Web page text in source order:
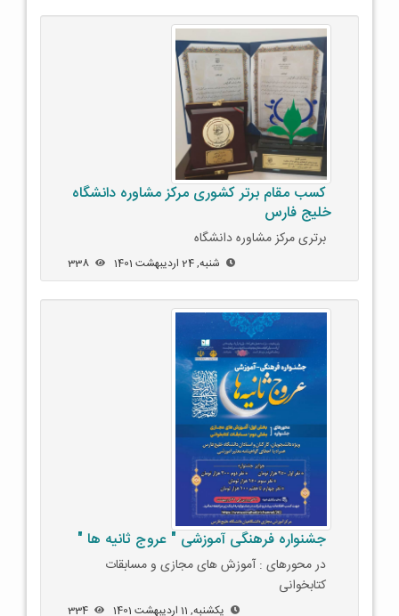
کسب مقام برتر کشوری مرکز مشاوره دانشگاه
خلیج فارس
برتری مرکز مشاوره دانشگاه
شنبه, 24 اردیبهشت 1401 338
جشنواره فرهنگی آموزشی " عروج ثانیه ها "
در محورهای : آموزش های مجازی و مسابقات
کتابخوانی
یکشنبه, 11 اردیبهشت 1401 334